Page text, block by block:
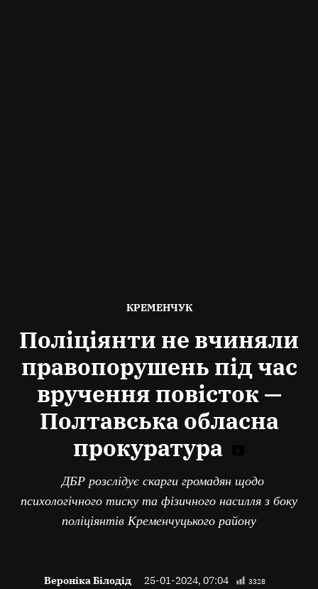
ОПУБЛІКОВАНО
КРЕМЕНЧУК
Поліціянти не вчиняли
правопорушень під час
вручення повісток —
Полтавська обласна
прокуратура
ДБР розслідує скарги громадян щодо
психологічного тиску та фізичного насилля з боку
поліціянтів Кременчуцького району
Вероніка Білодід 25-01-2024, 07:04 3328